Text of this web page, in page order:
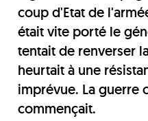
coup d'Etat de
était vite porté le
tentait de renverser
heurtait à une
imprévue. La guerre
commençait.